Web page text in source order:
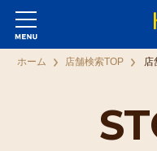
ホーム 店舗検索TOP 店